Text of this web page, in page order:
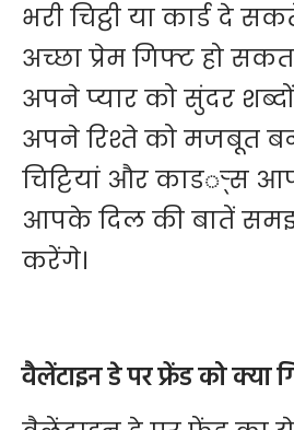
भरी चिट्ठी या कार्ड दे
अच्छा प्रेम गिफ्ट हो
अपने प्यार को सुंदर
अपने रिश्ते को मजबूत
चिट्टियां और काडर््स
आपके दिल की बातें
करेंगे।
वैलेंटाइन डे पर फ्रेंड को क्या